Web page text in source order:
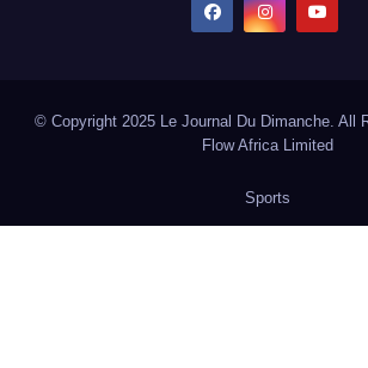
© Copyright 2025 Le Journal Du Dimanche. All
Flow Africa Limited
Sports